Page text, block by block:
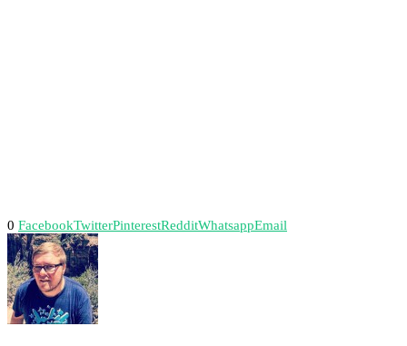
0 FacebookTwitterPinterestRedditWhatsappEmail